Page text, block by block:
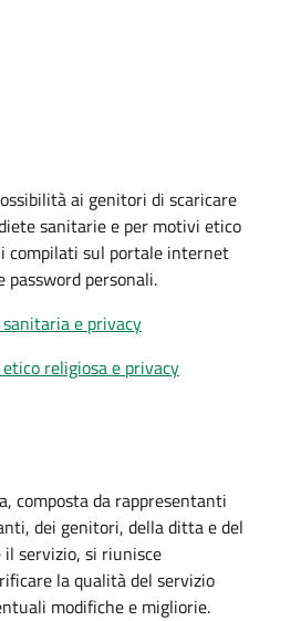
ai genitori di scaricare
sanitarie e per motivi etico
compilati sul portale internet
password personali.
e privacy
religiosa e privacy
composta da rappresentanti
dei genitori, della ditta e del
il servizio, si riunisce
la qualità del servizio
modifiche e migliorie.